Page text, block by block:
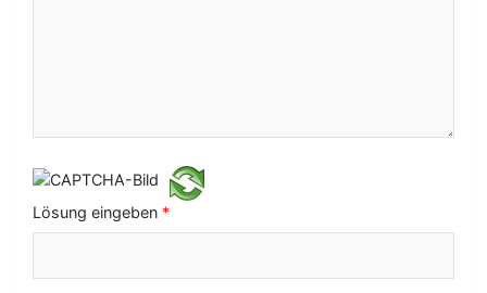
o
n
Lösung eingeben *